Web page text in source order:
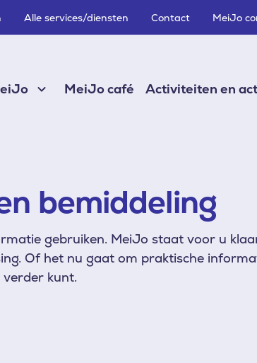
Alle services/diensten Contact MeiJo
MeiJo café Activiteiten en
bemiddeling
gebruiken. MeiJo staat voor u
Of het nu gaat om praktische
kunt.